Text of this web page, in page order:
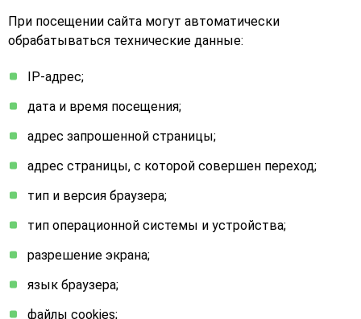
При посещении сайта могут автоматически
обрабатываться технические данные:
IP-адрес;
дата и время посещения;
адрес запрошенной страницы;
адрес страницы, с которой совершен переход;
тип и версия браузера;
тип операционной системы и устройства;
разрешение экрана;
язык браузера;
файлы cookies;